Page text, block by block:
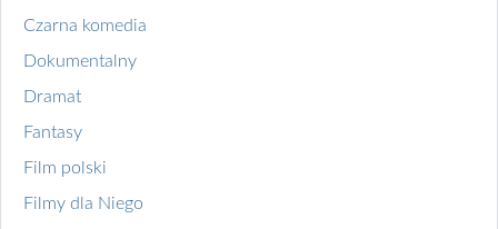
Czarna komedia
Dokumentalny
Dramat
Fantasy
Film polski
Filmy dla Niego